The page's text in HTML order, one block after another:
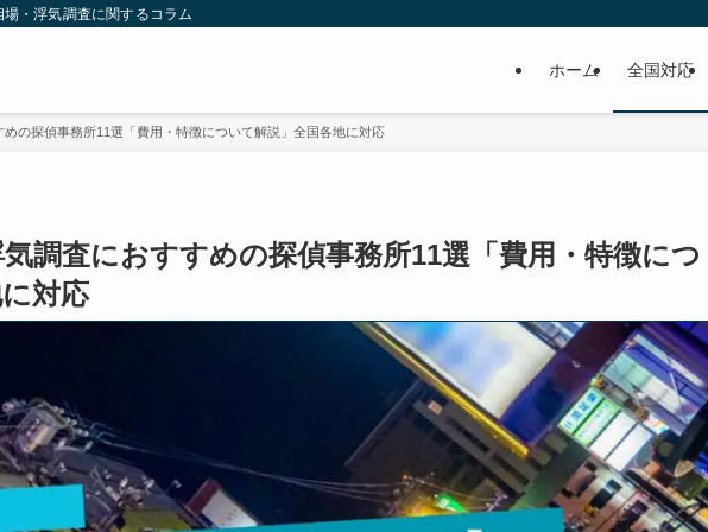
・浮気調査に関するコラム
ホーム 全国対応
めの探偵事務所11選「費用・特徴について解説」全国各地に対応
気調査におすすめの探偵事務所11選「費用・特徴につ
対応